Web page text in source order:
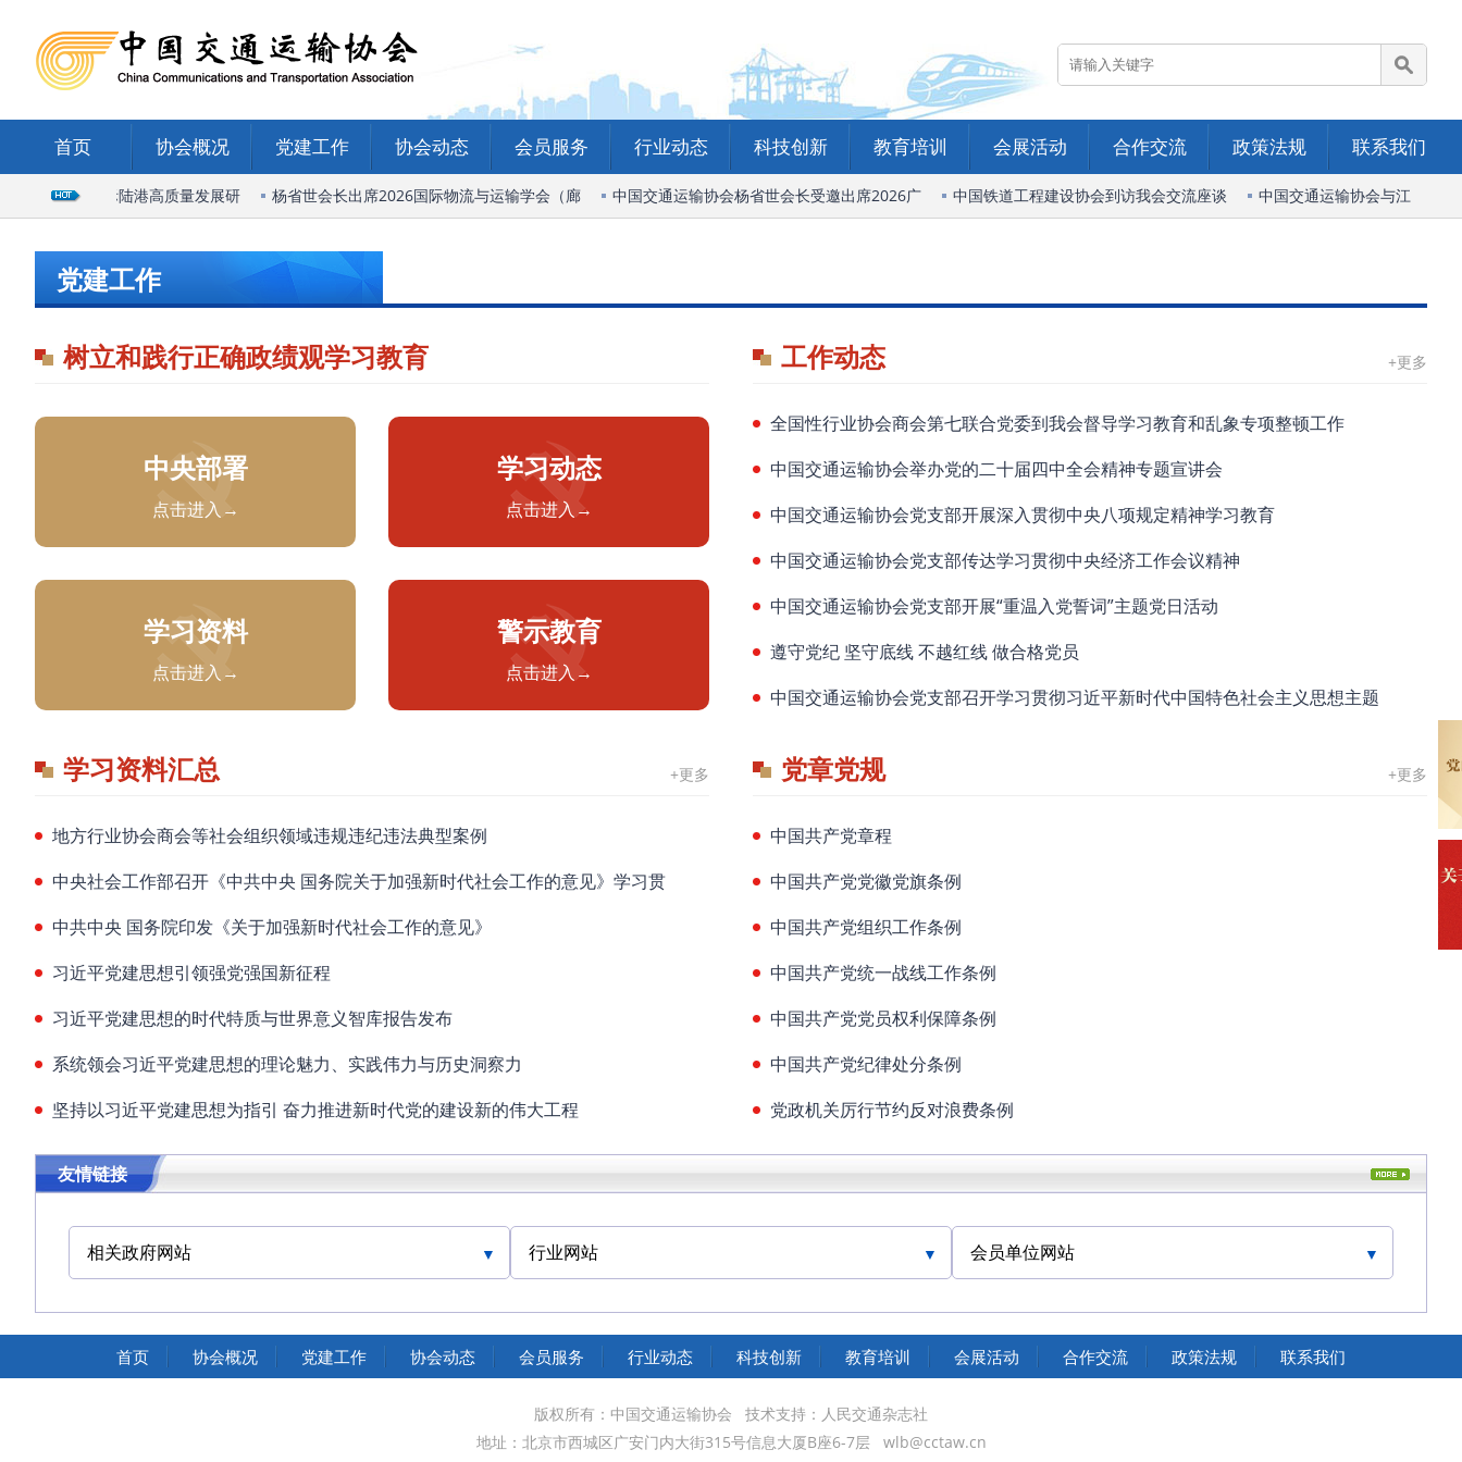
首页 协会概况 党建工作 协会动态 会员服务 行业动态 科技创新 教育培训 会展活动 合作交流 政策法规 联系我们
席石家庄国际陆港高质量发展研 杨省世会长出席2026国际物流与运输学会（廊 中国交通运输协会杨省世会长受邀出席2026广 中国铁道工程建设协会到访我会交流座谈 中国交通运输协会与江苏省综
党建工作
树立和践行正确政绩观学习教育
中央部署
点击进入→
学习动态
点击进入→
学习资料
点击进入→
警示教育
点击进入→
工作动态 +更多
全国性行业协会商会第七联合党委到我会督导学习教育和乱象专项整顿工作
中国交通运输协会举办党的二十届四中全会精神专题宣讲会
中国交通运输协会党支部开展深入贯彻中央八项规定精神学习教育
中国交通运输协会党支部传达学习贯彻中央经济工作会议精神
中国交通运输协会党支部开展“重温入党誓词”主题党日活动
遵守党纪 坚守底线 不越红线 做合格党员
中国交通运输协会党支部召开学习贯彻习近平新时代中国特色社会主义思想主题
学习资料汇总 +更多
地方行业协会商会等社会组织领域违规违纪违法典型案例
中央社会工作部召开《中共中央 国务院关于加强新时代社会工作的意见》学习贯
中共中央 国务院印发《关于加强新时代社会工作的意见》
习近平党建思想引领强党强国新征程
习近平党建思想的时代特质与世界意义智库报告发布
系统领会习近平党建思想的理论魅力、实践伟力与历史洞察力
坚持以习近平党建思想为指引 奋力推进新时代党的建设新的伟大工程
党章党规 +更多
中国共产党章程
中国共产党党徽党旗条例
中国共产党组织工作条例
中国共产党统一战线工作条例
中国共产党党员权利保障条例
中国共产党纪律处分条例
党政机关厉行节约反对浪费条例
友情链接
相关政府网站
中华人民共和国交通运输部
中华人民共和国国家发展和改革委员会
中华人民共和国中央人民政府
行业网站
人民交通网
中国民航网
人民铁道网
中国水运网
会员单位网站
首页 协会概况 党建工作 协会动态 会员服务 行业动态 科技创新 教育培训 会展活动 合作交流 政策法规 联系我们
版权所有：中国交通运输协会
技术支持：人民交通杂志社
地址：北京市西城区广安门内大街315号信息大厦B座6-7层
wlb@cctaw.cn